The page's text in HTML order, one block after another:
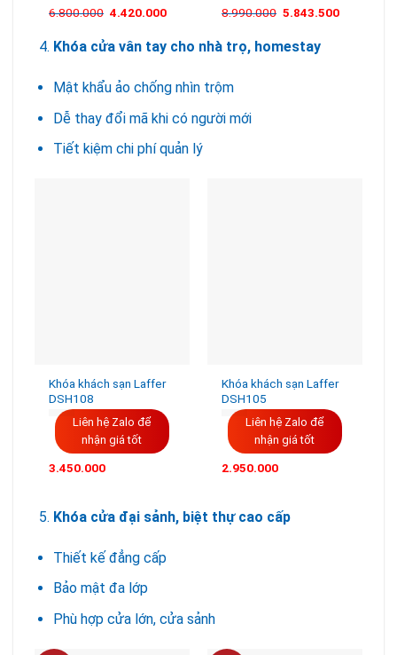
6.800.000 4.420.000 8.990.000 5.843.500
Khóa cửa vân tay cho nhà trọ, homestay
Mật khẩu ảo chống nhìn trộm
Dễ thay đổi mã khi có người mới
Tiết kiệm chi phí quản lý
Khóa khách sạn Laffer
DSH108
Liên hệ Zalo để
nhận giá tốt
3.450.000
Khóa khách sạn Laffer
DSH105
Liên hệ Zalo để
nhận giá tốt
2.950.000
Khóa cửa đại sảnh, biệt thự cao cấp
Thiết kế đẳng cấp
Bảo mật đa lớp
Phù hợp cửa lớn, cửa sảnh